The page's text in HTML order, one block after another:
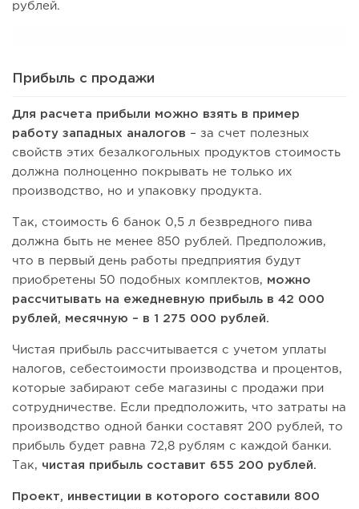
рублей.
Прибыль с продажи
Для расчета прибыли можно взять в пример
работу западных аналогов – за счет полезных
свойств этих безалкогольных продуктов стоимость
должна полноценно покрывать не только их
производство, но и упаковку продукта.
Так, стоимость 6 банок 0,5 л безвредного пива
должна быть не менее 850 рублей. Предположив,
что в первый день работы предприятия будут
приобретены 50 подобных комплектов, можно
рассчитывать на ежедневную прибыль в 42 000
рублей, месячную – в 1 275 000 рублей.
Чистая прибыль рассчитывается с учетом уплаты
налогов, себестоимости производства и процентов,
которые забирают себе магазины с продажи при
сотрудничестве. Если предположить, что затраты на
производство одной банки составят 200 рублей, то
прибыль будет равна 72,8 рублям с каждой банки.
Так, чистая прибыль составит 655 200 рублей.
Проект, инвестиции в которого составили 800